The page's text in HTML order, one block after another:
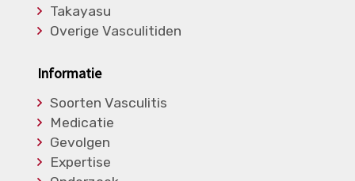
Takayasu
Overige Vasculitiden
Informatie
Soorten Vasculitis
Medicatie
Gevolgen
Expertise